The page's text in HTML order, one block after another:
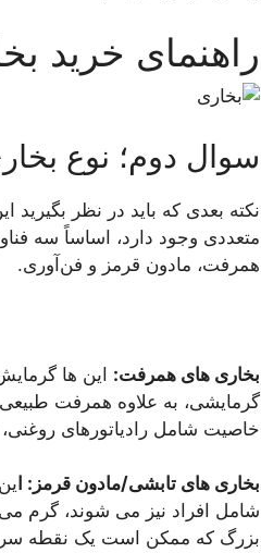
راهنمای خرید
سوال دوم؛ نوع
نکته بعدی که باید در نظر
متعددی وجود دارد، اساساً سه
همرفت، مادون قرمز و فن‌آوری.
بخاری های همرفت: این ها
گرمایشی، به علاوه همرفت
خاصیت شامل رادیاتورهای
بخاری های تابشی/مادون قرمز: ا
شامل افراد نیز می شوند، گرم می
بزرگ که ممکن است یک نقطه سرد،